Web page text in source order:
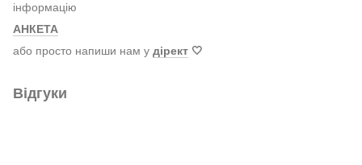
інформацію
АНКЕТА
або просто напиши нам у дірект 🤍
Відгуки